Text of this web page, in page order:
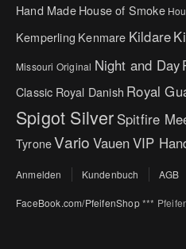
Hand MadeHouse of Smoke
Kemperling Kenmare Kildare
Missouri Original Night and Day
Classic Royal Danish Royal
Spigot Silver Spitfire
TyroneVario VauenVIP
Anmelden Kundenbuch AGB
FaceBook.com/PfeifenShop***